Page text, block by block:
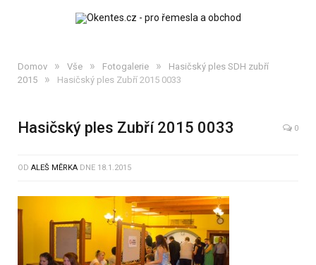
Domov » Vše » Fotogalerie »
Hasičský ples SDH zubří
2015
» Hasičský ples Zubří 2015 0033
Hasičský ples Zubří 2015 0033 0
OD ALEŠ MĚRKA DNE 18.1.2015